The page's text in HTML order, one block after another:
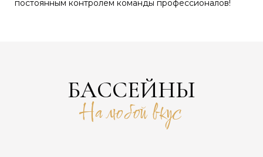
постоянным контролем команды профессионалов!
БАССЕЙНЫ
На любой вкус